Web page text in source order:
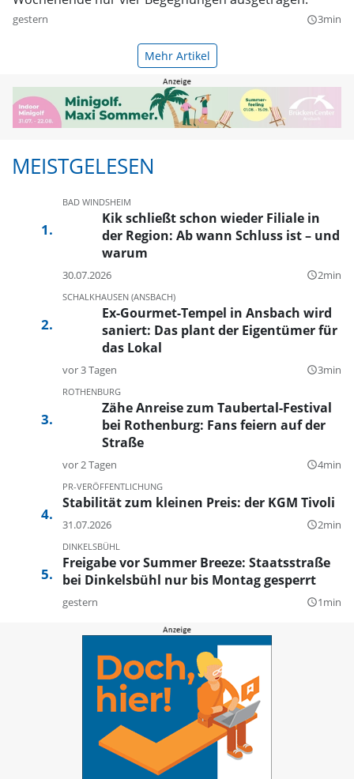
gestern query_builder3min
Mehr Artikel
MEISTGELESEN
BAD WINDSHEIM
Kik schließt schon wieder Filiale in
der Region: Ab wann Schluss ist – und
warum
30.07.2026 query_builder2min
SCHALKHAUSEN (ANSBACH)
Ex-Gourmet-Tempel in Ansbach wird
saniert: Das plant der Eigentümer für
das Lokal
vor 3 Tagen query_builder3min
ROTHENBURG
Zähe Anreise zum Taubertal-Festival
bei Rothenburg: Fans feiern auf der
Straße
vor 2 Tagen query_builder4min
PR-VERÖFFENTLICHUNG
Stabilität zum kleinen Preis: der KGM Tivoli
31.07.2026 query_builder2min
DINKELSBÜHL
Freigabe vor Summer Breeze: Staatsstraße
bei Dinkelsbühl nur bis Montag gesperrt
gestern query_builder1min